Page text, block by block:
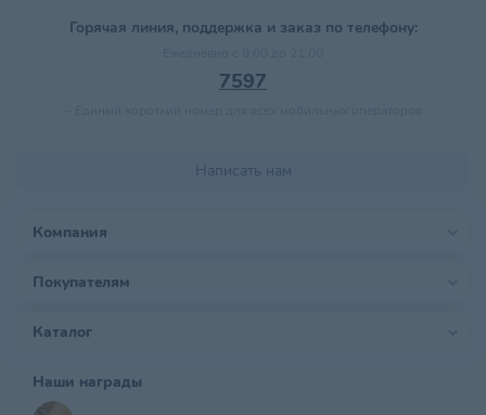
Горячая линия, поддержка и заказ по телефону:
7597
Написать нам
Компания
Покупателям
Каталог
Наши награды